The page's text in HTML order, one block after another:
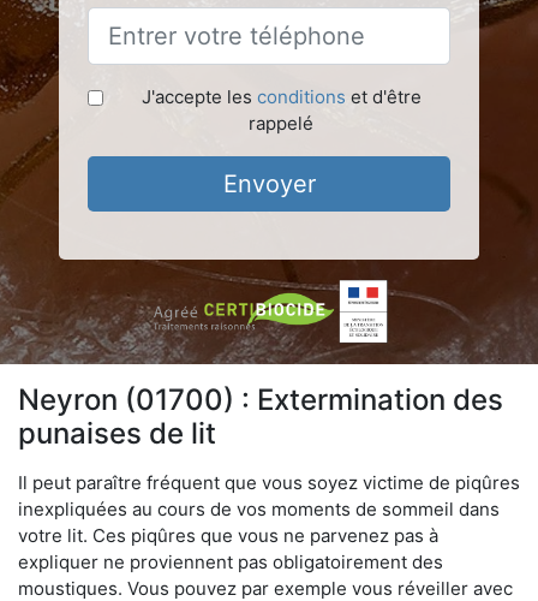
J'accepte les conditions et d'être
rappelé
Envoyer
Neyron (01700) : Extermination des
punaises de lit
Il peut paraître fréquent que vous soyez victime de piqûres
inexpliquées au cours de vos moments de sommeil dans
votre lit. Ces piqûres que vous ne parvenez pas à
expliquer ne proviennent pas obligatoirement des
moustiques. Vous pouvez par exemple vous réveiller avec